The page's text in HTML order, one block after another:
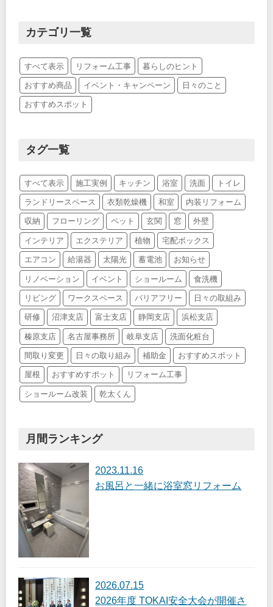
カテゴリ一覧
すべて表示 リフォーム工事 暮らしのヒント
おすすめ商品 イベント・キャンペーン 日々のこと
おすすめスポット
タグ一覧
すべて表示 施工実例 キッチン 浴室 洗面 トイレ
ランドリースペース 衣類乾燥機 和室 内装リフォーム
収納 フローリング ペット 玄関 窓 外壁
インテリア エクステリア 植物 宅配ボックス
エアコン 給湯器 太陽光 蓄電池 お知らせ
リノベーション イベント ショールーム 食洗機
リビング ワークスペース バリアフリー 日々の取組み
研修 沼津支店 富士支店 静岡支店 浜松支店
榛原支店 名古屋事務所 岐阜支店 洗面化粧台
間取り変更 日々の取り組み 補助金 おすすめスポット
屋根 おすすめすポット リフォーム工事
ショールーム改装 乾太くん
月間ランキング
2023.11.16
お風呂と一緒に浴室窓リフォーム
2026.07.15
2026年度 TOKAI安全大会が開催さ